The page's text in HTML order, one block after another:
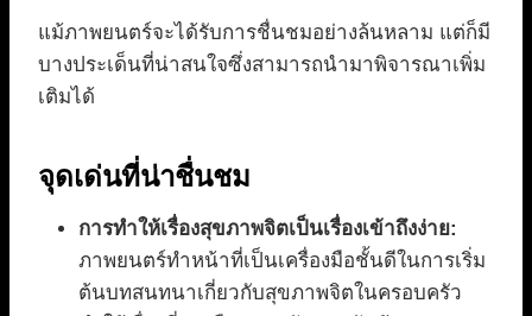
แม้ภาพยนตร์จะได้รับการชื่นชมอย่างล้นหลาม แต่ก็มี
บางประเด็นที่น่าสนใจซึ่งสามารถนำมาพิจารณาเพิ่ม
เติมได้
จุดเด่นที่น่าชื่นชม
การทำให้เรื่องสุขภาพจิตเป็นเรื่องเข้าถึงง่าย:
ภาพยนตร์ทำหน้าที่เป็นเครื่องมือชั้นดีในการเริ่ม
ต้นบทสนทนาเกี่ยวกับสุขภาพจิตในครอบครัว